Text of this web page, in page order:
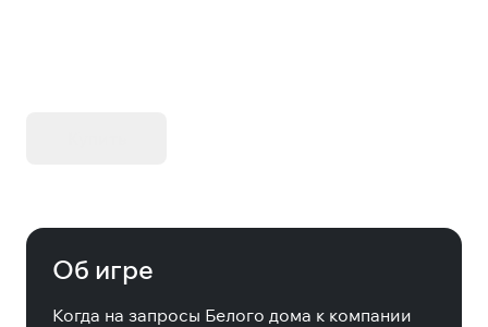
Об игре
Когда на запросы Белого дома к компании